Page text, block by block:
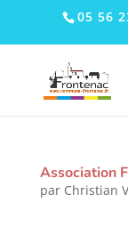
05 56
Association
par Christian